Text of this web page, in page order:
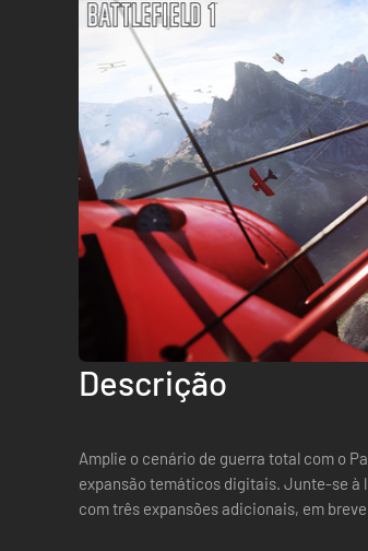
Descrição
Amplie o cenário de guerra total com o
expansão temáticos digitais. Junte-se à
com três expansões adicionais, em